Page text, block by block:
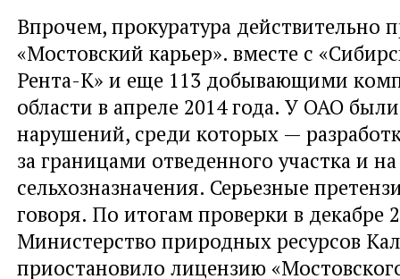
Впрочем, прокуратура действительно
«Мостовский карьер». вместе с
Рента-К» и еще 113 добывающими
области в апреле 2014 года. У ОАО
нарушений, среди которых —
за границами отведенного участка и
сельхозназначения. Серьезные
говоря. По итогам проверки в декабре
Министерство природных ресурсов
приостановило лицензию